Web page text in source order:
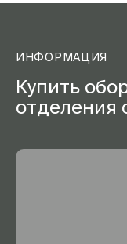
ИНФОРМАЦИЯ
Купить
отделения